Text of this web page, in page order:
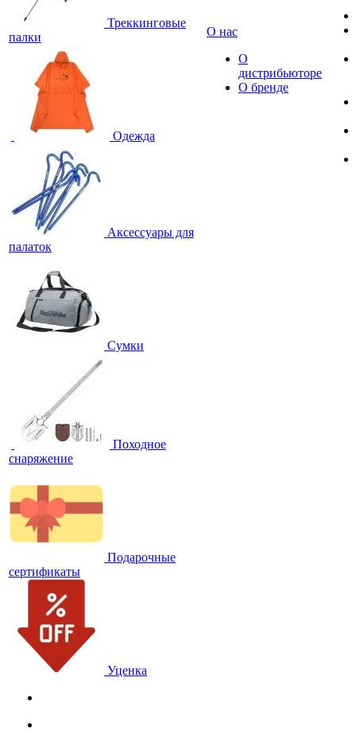
Треккинговые
палки
Одежда
Аксессуары для
палаток
Сумки
Походное
снаряжение
Подарочные
сертификаты
Уценка
О нас
О
дистрибьюторе
О бренде